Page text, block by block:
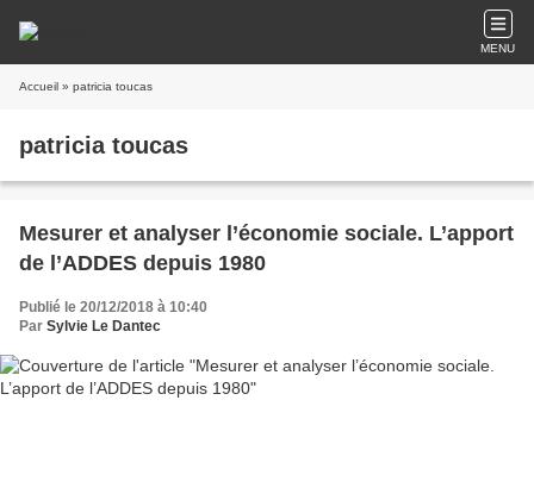
MENU
Accueil » patricia toucas
patricia toucas
Mesurer et analyser l’économie sociale. L’apport
de l’ADDES depuis 1980
Publié le 20/12/2018 à 10:40
Par Sylvie Le Dantec